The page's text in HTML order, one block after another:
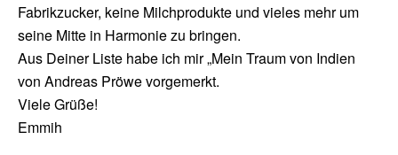
Fabrikzucker, keine Milchprodukte und vieles mehr um
seine Mitte in Harmonie zu bringen.
Aus Deiner Liste habe ich mir „Mein Traum von Indien
von Andreas Pröwe vorgemerkt.
Viele Grüße!
Emmih